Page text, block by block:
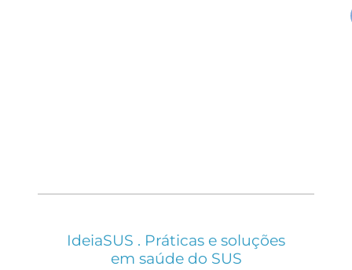
IdeiaSUS . Práticas e soluções
em saúde do SUS